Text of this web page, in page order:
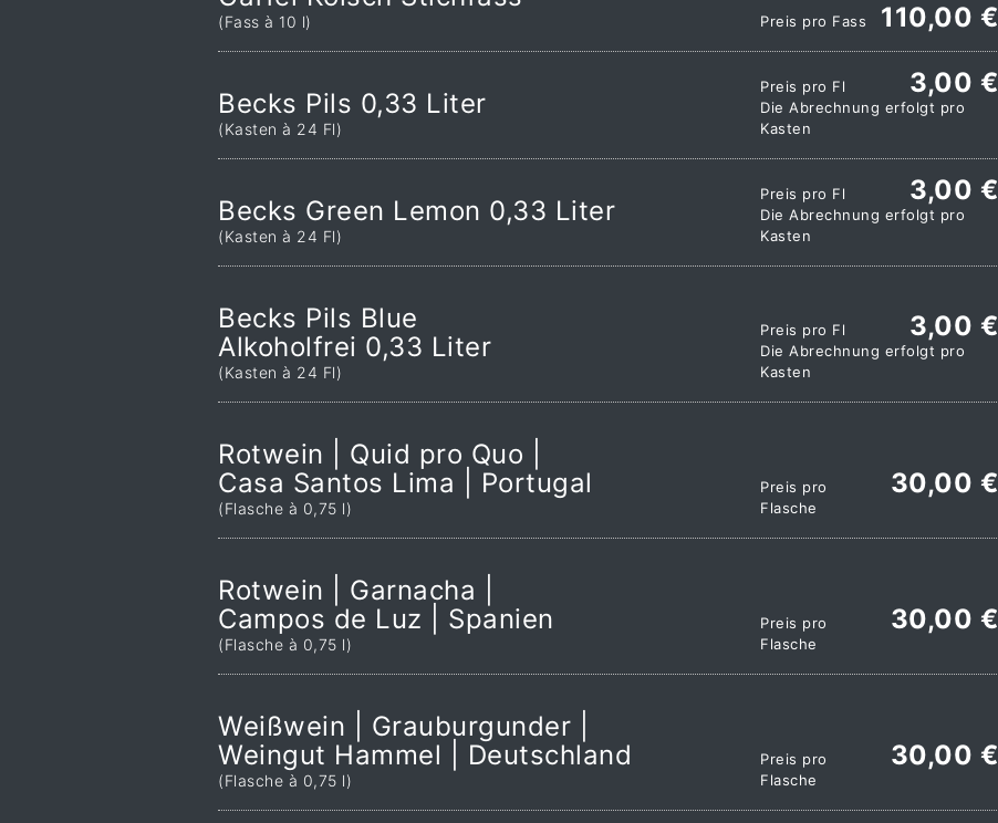
(Fass à 10 l) 110,00 €
Preis pro Fass
Becks Pils 0,33 Liter
(Kasten à 24 Fl)
3,00 €
Preis pro Fl
Die Abrechnung erfolgt pro
Kasten
Becks Green Lemon 0,33 Liter
(Kasten à 24 Fl)
3,00 €
Preis pro Fl
Die Abrechnung erfolgt pro
Kasten
Becks Pils Blue
Alkoholfrei 0,33 Liter
(Kasten à 24 Fl)
3,00 €
Preis pro Fl
Die Abrechnung erfolgt pro
Kasten
Rotwein | Quid pro Quo |
Casa Santos Lima | Portugal
(Flasche à 0,75 l)
30,00 €
Preis pro
Flasche
Rotwein | Garnacha |
Campos de Luz | Spanien
(Flasche à 0,75 l)
30,00 €
Preis pro
Flasche
Weißwein | Grauburgunder |
Weingut Hammel | Deutschland
(Flasche à 0,75 l)
30,00 €
Preis pro
Flasche